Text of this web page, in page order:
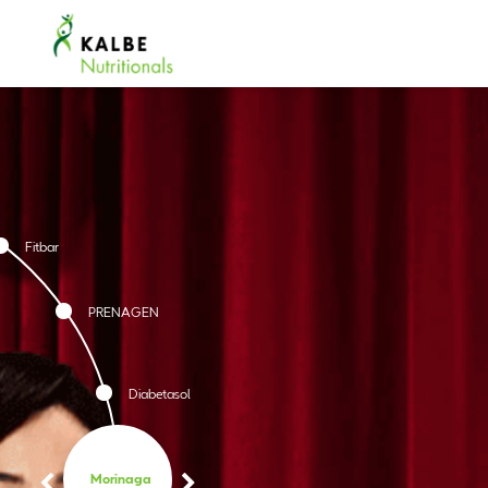
Diabetasol
PRENAGEN
Fitbar
Morinaga